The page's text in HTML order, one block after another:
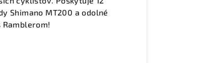
Shimano MT200 a odolné
Ramblerom!